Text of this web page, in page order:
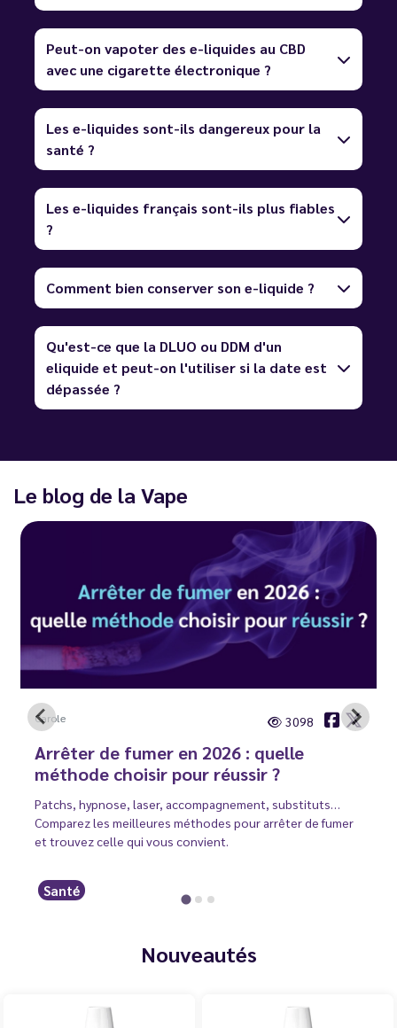
Peut-on vapoter des e-liquides au CBD
avec une cigarette électronique ?
Les e-liquides sont-ils dangereux pour la
santé ?
Les e-liquides français sont-ils plus fiables
?
Comment bien conserver son e-liquide ?
Qu'est-ce que la DLUO ou DDM d'un
eliquide et peut-on l'utiliser si la date est
dépassée ?
Le blog de la Vape
Carole 3098
Arrêter de fumer en 2026 : quelle
méthode choisir pour réussir ?
Patchs, hypnose, laser, accompagnement, substituts…
Comparez les meilleures méthodes pour arrêter de fumer
et trouvez celle qui vous convient.
Santé
Nouveautés